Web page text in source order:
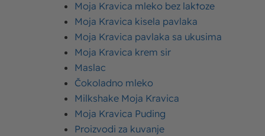
Moja Kravica mleko bez laktoze
Moja Kravica kisela pavlaka
Moja Kravica pavlaka sa ukusima
Moja Kravica krem sir
Maslac
Čokoladno mleko
Milkshake Moja Kravica
Moja Kravica Puding
Proizvodi za kuvanje
Ugljeni hidrati 3,5g
Energetska vrednost 231 kj / 54 kcal
Prethodni Proizvod
Prijavite se za Imlek